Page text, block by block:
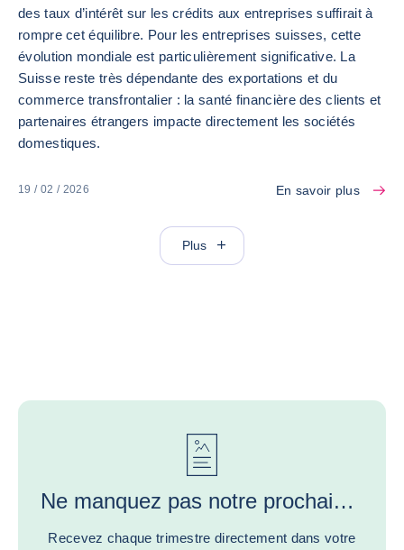
des taux d’intérêt sur les crédits aux entreprises suffirait à
rompre cet équilibre. Pour les entreprises suisses, cette
évolution mondiale est particulièrement significative. La
Suisse reste très dépendante des exportations et du
commerce transfrontalier : la santé financière des clients et
partenaires étrangers impacte directement les sociétés
domestiques.
19 / 02 / 2026 En savoir plus
Plus
Ne manquez pas notre prochaine étude économique ou les conseils de nos experts!
Recevez chaque trimestre directement dans votre